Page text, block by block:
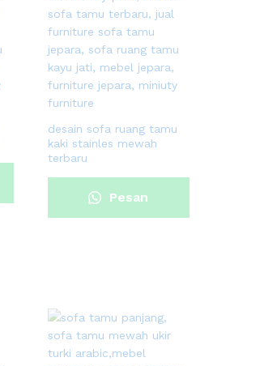
desain sofa ruang tamu
kaki stainles mewah
terbaru
Pesan